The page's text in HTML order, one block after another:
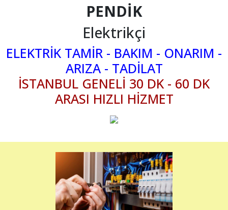
PENDİK
Elektrikçi
ELEKTRİK TAMİR - BAKIM - ONARIM -
ARIZA - TADİLAT
İSTANBUL GENELİ 30 DK - 60 DK
ARASI HIZLI HİZMET